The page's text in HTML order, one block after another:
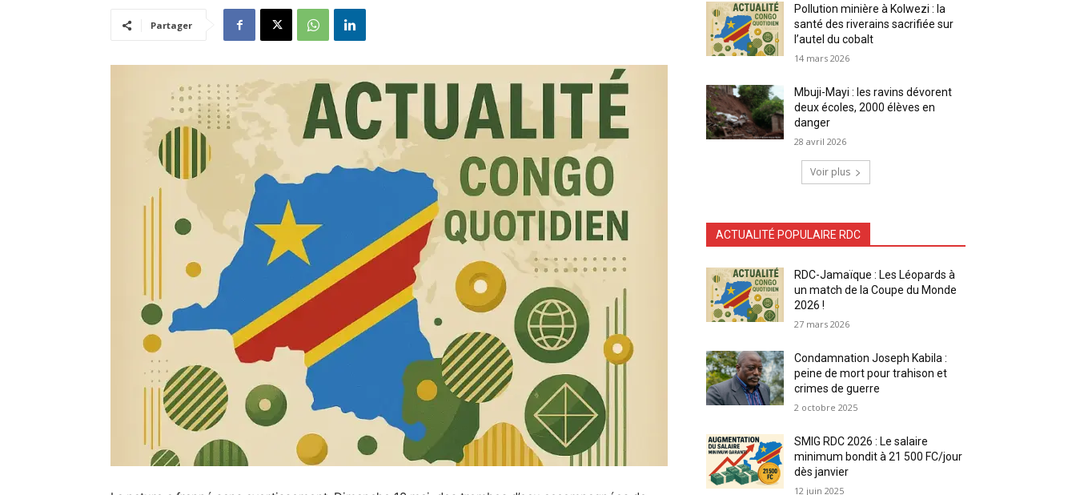
Partager
Pollution minière à Kolwezi : la
santé des riverains sacrifiée sur
l’autel du cobalt
14 mars 2026
Mbuji-Mayi : les ravins dévorent
deux écoles, 2000 élèves en
danger
28 avril 2026
Voir plus
ACTUALITÉ POPULAIRE RDC
RDC-Jamaïque : Les Léopards à
un match de la Coupe du Monde
2026 !
27 mars 2026
Condamnation Joseph Kabila :
peine de mort pour trahison et
crimes de guerre
2 octobre 2025
SMIG RDC 2026 : Le salaire
minimum bondit à 21 500 FC/jour
dès janvier
12 juin 2025